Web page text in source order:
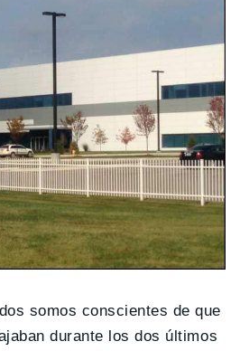
somos conscientes de que
durante los dos últimos